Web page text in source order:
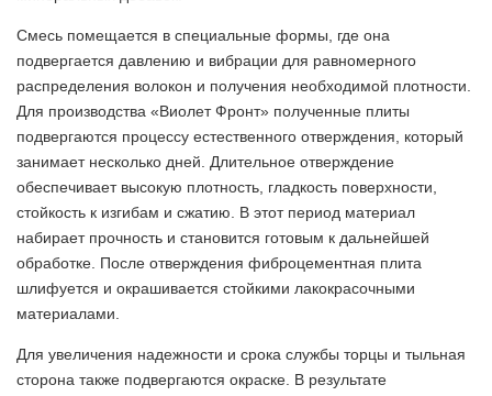
Смесь помещается в специальные формы, где она
подвергается давлению и вибрации для равномерного
распределения волокон и получения необходимой плотности.
Для производства «Виолет Фронт» полученные плиты
подвергаются процессу естественного отверждения, который
занимает несколько дней. Длительное отверждение
обеспечивает высокую плотность, гладкость поверхности,
стойкость к изгибам и сжатию. В этот период материал
набирает прочность и становится готовым к дальнейшей
обработке. После отверждения фиброцементная плита
шлифуется и окрашивается стойкими лакокрасочными
материалами.
Для увеличения надежности и срока службы торцы и тыльная
сторона также подвергаются окраске. В результате